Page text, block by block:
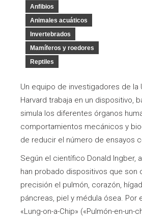
Anfibios
Animales acuáticos
Invertebrados
Mamíferos y roedores
Reptiles
Un equipo de investigadores de la
Harvard trabaja en un dispositivo,
simula los diferentes órganos
comportamientos mecánicos y
de reducir el número de ensayos
Según el científico Donald Ingber,
han probado dispositivos que son
precisión el pulmón, corazón,
páncreas, piel y médula ósea. Por
«Lung-on-a-Chip» («Pulmón-en-un-